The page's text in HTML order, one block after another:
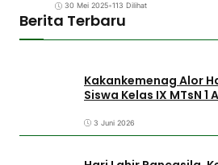
30 Mei 2025•113 Dilihat
Berita Terbaru
Kakankemenag Alor
Siswa Kelas IX MTsN 1
3 Juni 2026